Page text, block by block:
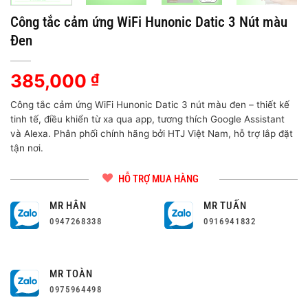
Công tắc cảm ứng WiFi Hunonic Datic 3 Nút màu
Đen
385,000 ₫
Công tắc cảm ứng WiFi Hunonic Datic 3 nút màu đen – thiết kế
tinh tế, điều khiển từ xa qua app, tương thích Google Assistant
và Alexa. Phân phối chính hãng bởi HTJ Việt Nam, hỗ trợ lắp đặt
tận nơi.
HỖ TRỢ MUA HÀNG
MR HÂN
0947268338
MR TUẤN
0916941832
MR TOÀN
0975964498